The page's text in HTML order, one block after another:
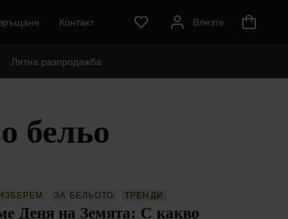
Контакт Влезте
Лятна разпродажба
бельо
ЗА БЕЛЬОТО ТРЕНДИ
Деня на Земята: С какво